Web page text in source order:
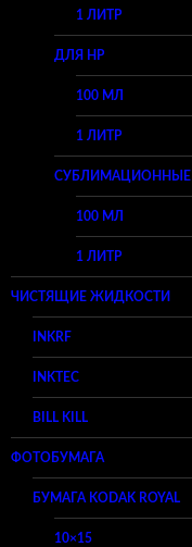
1 ЛИТР
ДЛЯ HP
100 МЛ
1 ЛИТР
СУБЛИМАЦИОННЫЕ
100 МЛ
1 ЛИТР
ЧИСТЯЩИЕ ЖИДКОСТИ
INKRF
INKTEC
BILL KILL
ФОТОБУМАГА
БУМАГА KODAK ROYAL
10×15